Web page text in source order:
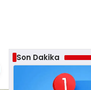
Son Dakika